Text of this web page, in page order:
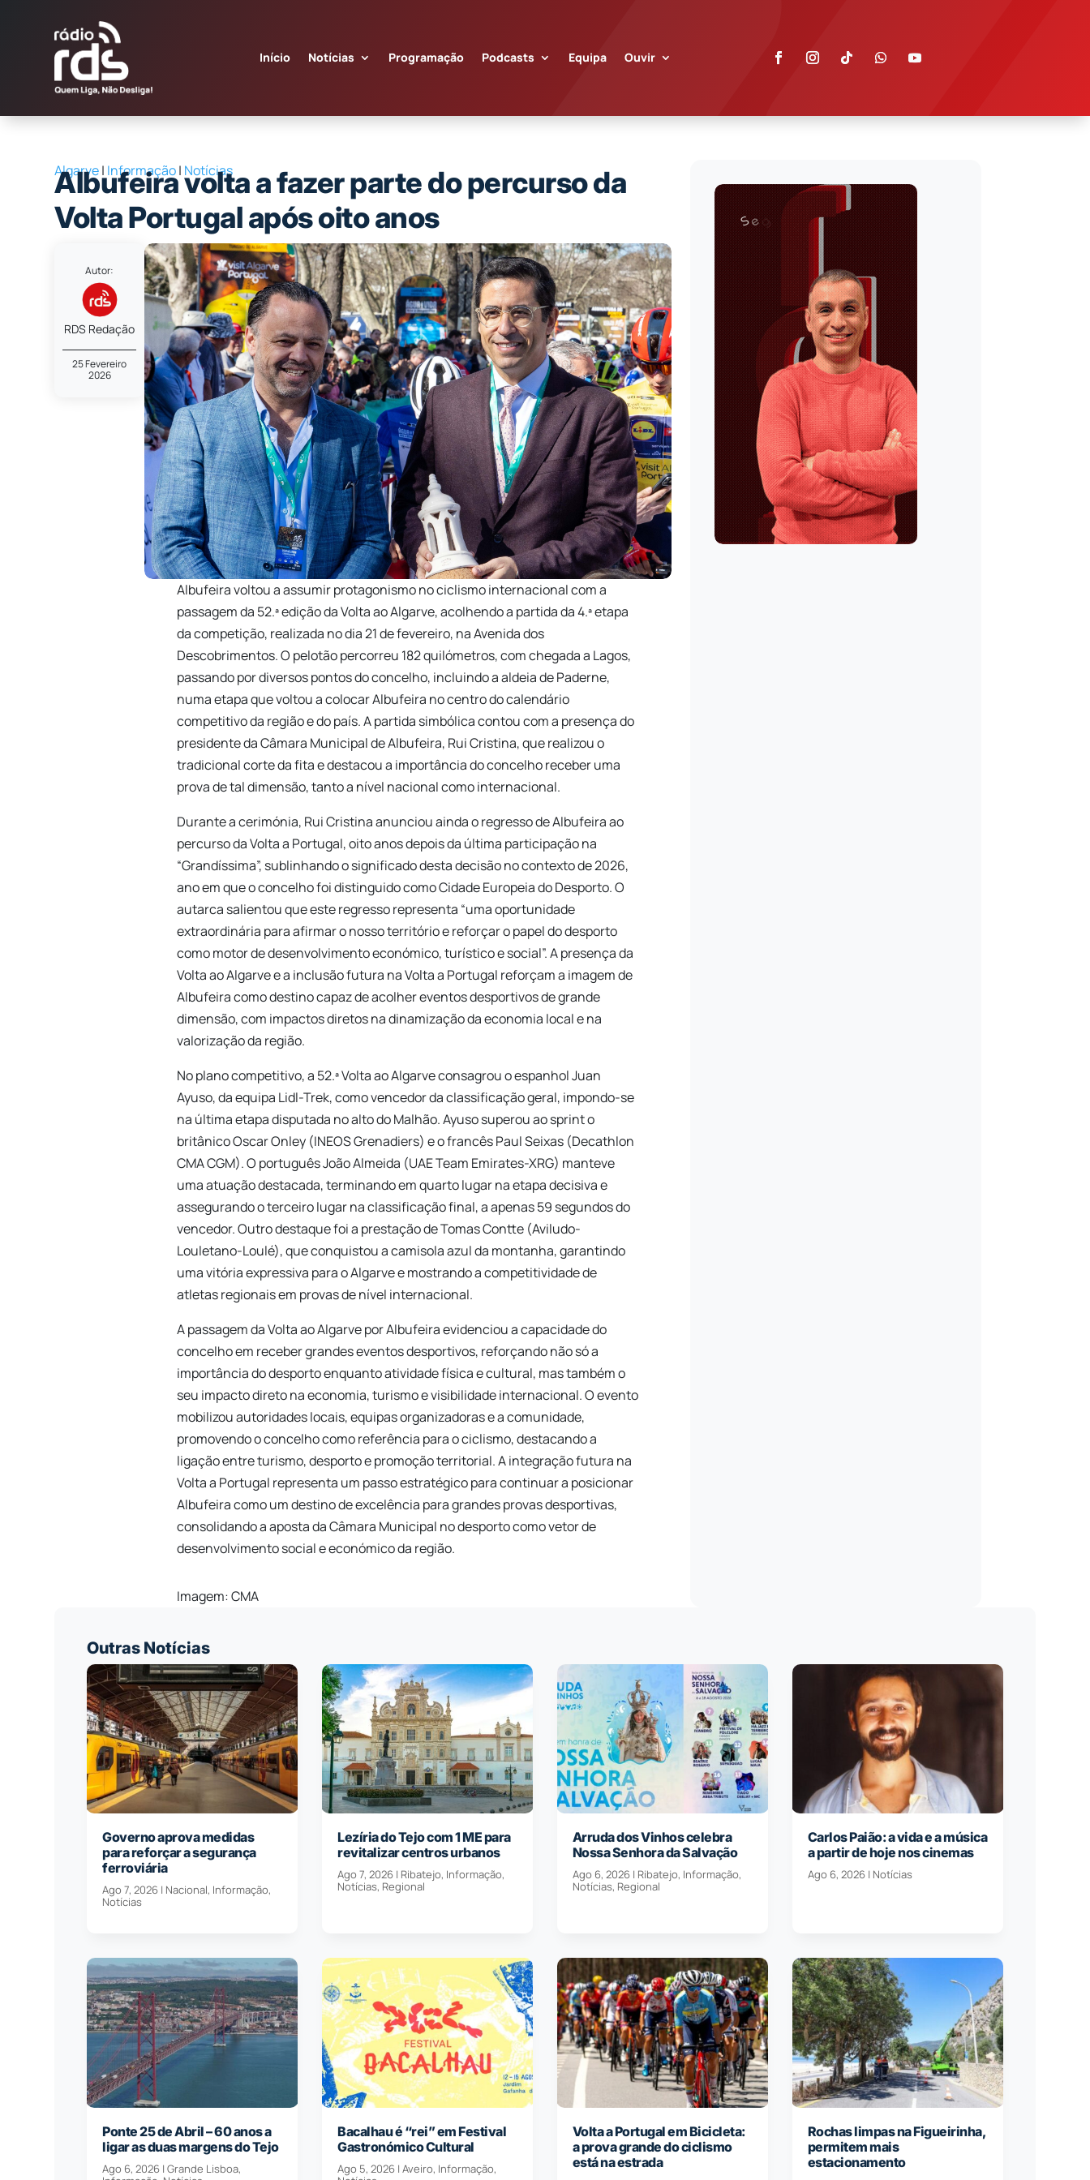
Início Notícias Programação Podcasts Equipa Ouvir
Algarve| Informação| Notícias
Albufeira volta a fazer parte do percurso da
Volta Portugal após oito anos
Autor:
RDS Redação
25 Fevereiro
2026
Albufeira voltou a assumir protagonismo no ciclismo internacional com a
passagem da 52.ª edição da Volta ao Algarve, acolhendo a partida da 4.ª etapa
da competição, realizada no dia 21 de fevereiro, na Avenida dos
Descobrimentos. O pelotão percorreu 182 quilómetros, com chegada a Lagos,
passando por diversos pontos do concelho, incluindo a aldeia de Paderne,
numa etapa que voltou a colocar Albufeira no centro do calendário
competitivo da região e do país. A partida simbólica contou com a presença do
presidente da Câmara Municipal de Albufeira, Rui Cristina, que realizou o
tradicional corte da fita e destacou a importância do concelho receber uma
prova de tal dimensão, tanto a nível nacional como internacional.
Durante a cerimónia, Rui Cristina anunciou ainda o regresso de Albufeira ao
percurso da Volta a Portugal, oito anos depois da última participação na
“Grandíssima”, sublinhando o significado desta decisão no contexto de 2026,
ano em que o concelho foi distinguido como Cidade Europeia do Desporto. O
autarca salientou que este regresso representa “uma oportunidade
extraordinária para afirmar o nosso território e reforçar o papel do desporto
como motor de desenvolvimento económico, turístico e social”. A presença da
Volta ao Algarve e a inclusão futura na Volta a Portugal reforçam a imagem de
Albufeira como destino capaz de acolher eventos desportivos de grande
dimensão, com impactos diretos na dinamização da economia local e na
valorização da região.
No plano competitivo, a 52.ª Volta ao Algarve consagrou o espanhol Juan
Ayuso, da equipa Lidl-Trek, como vencedor da classificação geral, impondo-se
na última etapa disputada no alto do Malhão. Ayuso superou ao sprint o
britânico Oscar Onley (INEOS Grenadiers) e o francês Paul Seixas (Decathlon
CMA CGM). O português João Almeida (UAE Team Emirates-XRG) manteve
uma atuação destacada, terminando em quarto lugar na etapa decisiva e
assegurando o terceiro lugar na classificação final, a apenas 59 segundos do
vencedor. Outro destaque foi a prestação de Tomas Contte (Aviludo-
Louletano-Loulé), que conquistou a camisola azul da montanha, garantindo
uma vitória expressiva para o Algarve e mostrando a competitividade de
atletas regionais em provas de nível internacional.
A passagem da Volta ao Algarve por Albufeira evidenciou a capacidade do
concelho em receber grandes eventos desportivos, reforçando não só a
importância do desporto enquanto atividade física e cultural, mas também o
seu impacto direto na economia, turismo e visibilidade internacional. O evento
mobilizou autoridades locais, equipas organizadoras e a comunidade,
promovendo o concelho como referência para o ciclismo, destacando a
ligação entre turismo, desporto e promoção territorial. A integração futura na
Volta a Portugal representa um passo estratégico para continuar a posicionar
Albufeira como um destino de excelência para grandes provas desportivas,
consolidando a aposta da Câmara Municipal no desporto como vetor de
desenvolvimento social e económico da região.
Imagem: CMA
Outras Notícias
Governo aprova medidas
para reforçar a segurança
ferroviária
Ago 7, 2026 | Nacional, Informação,
Notícias
Lezíria do Tejo com 1 ME para
revitalizar centros urbanos
Ago 7, 2026 | Ribatejo, Informação,
Notícias, Regional
Arruda dos Vinhos celebra
Nossa Senhora da Salvação
Ago 6, 2026| Ribatejo, Informação,
Notícias, Regional
Carlos Paião: a vida e a música
a partir de hoje nos cinemas
Ago 6, 2026| Notícias
Ponte 25 de Abril – 60 anos a
ligar as duas margens do Tejo
Ago 6, 2026 |Grande Lisboa,
Bacalhau é “rei” em Festival
Gastronómico Cultural
Ago 5, 2026 |Aveiro, Informação,
Volta a Portugal em Bicicleta:
a prova grande do ciclismo
está na estrada
Rochas limpas na Figueirinha,
permitem mais
estacionamento